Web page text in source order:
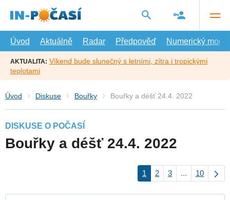
hlavní
Úvod
Aktuálně Radar Předpověď Numerický model
AKTUALITA: Víkend bude slunečný s letními, zítra i tropickými
teplotami
Úvod Diskuse Bouřky Bouřky a déšť 24.4. 2022
DISKUSE O POČASÍ
Bouřky a déšť 24.4. 2022
1 2 3 ... 10